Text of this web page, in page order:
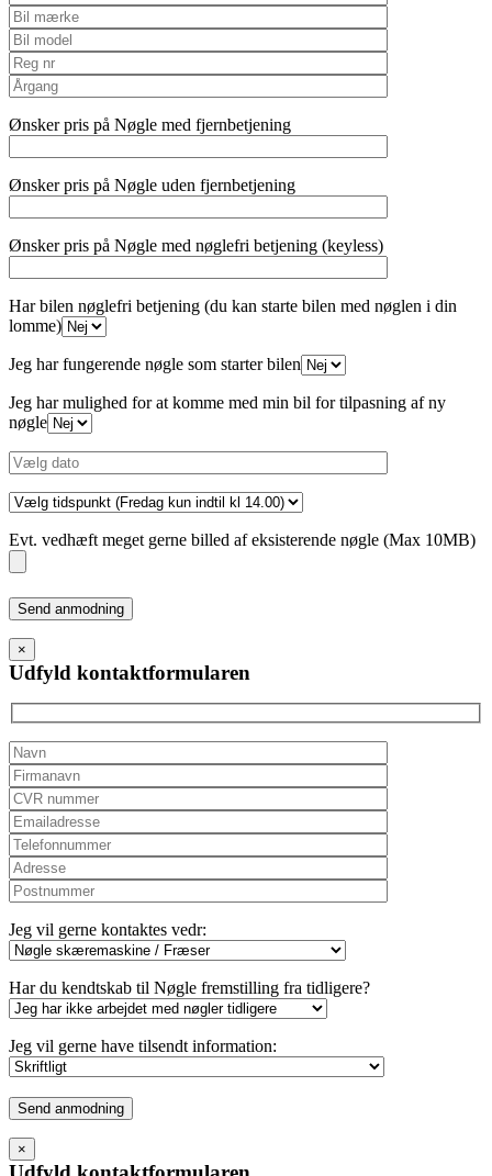
Ønsker pris på Nøgle med fjernbetjening
Ønsker pris på Nøgle uden fjernbetjening
Ønsker pris på Nøgle med nøglefri betjening (keyless)
Har bilen nøglefri betjening (du kan starte bilen med nøglen i din
lomme)
Jeg har fungerende nøgle som starter bilen
Jeg har mulighed for at komme med min bil for tilpasning af ny
nøgle
Evt. vedhæft meget gerne billed af eksisterende nøgle (Max 10MB)
Please
leave
this
field
empty.
×
Udfyld kontaktformularen
Jeg vil gerne kontaktes vedr:
Har du kendtskab til Nøgle fremstilling fra tidligere?
Jeg vil gerne have tilsendt information:
Please
leave
this
field
×